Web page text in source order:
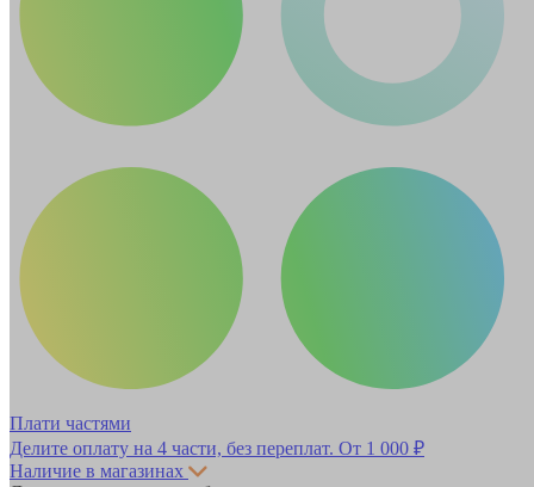
Плати частями
Делите оплату на 4 части, без переплат. От 1 000 ₽
Наличие в магазинах